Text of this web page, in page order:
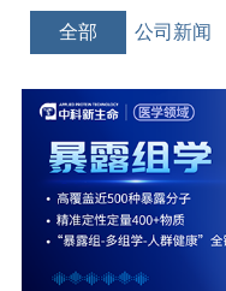
全部 公司新闻